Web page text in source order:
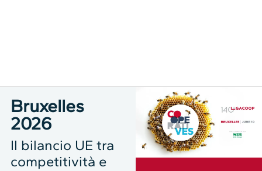
Bruxelles
2026
Il bilancio UE tra
competitività e